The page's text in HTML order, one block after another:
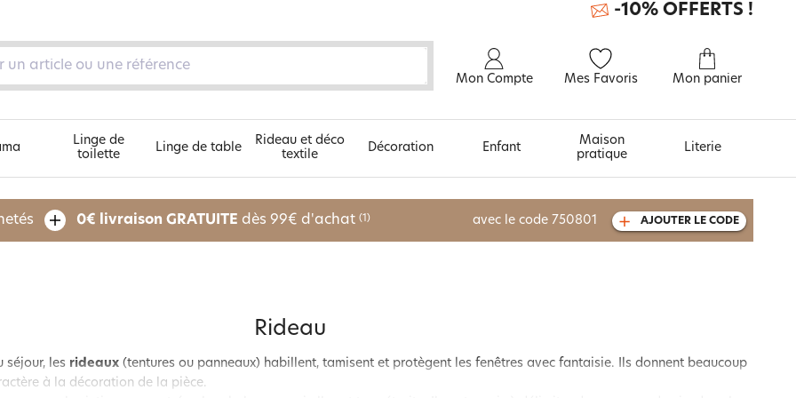
Mon Compte Mes Favoris Mon panier
-10% OFFERTS !
Découvrez nos 5 univers À découvrir aussi
Linge de
toilette
Linge de table
Rideau et déco
textile
Décoration Enfant
Maison
pratique
Literie
0€ livraison GRATUITE dès 99€ d'achat (1) avec le code 750801 AJOUTER LE CODE
Rideau
séjour, les rideaux (tentures ou panneaux) habillent, tamisent et protègent les fenêtres avec fantaisie. Ils donnent beaucoup
à la décoration de la pièce.